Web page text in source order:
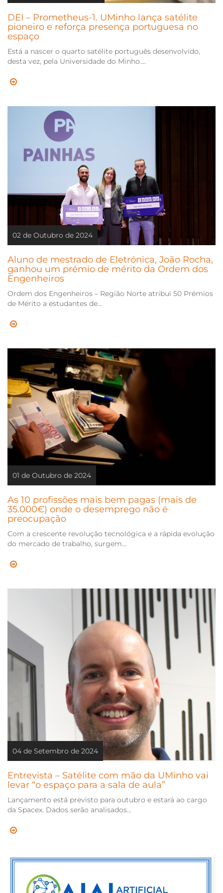
DEI – Prometheus-1. UMinho lança satélite
pioneiro e reforça presença portuguesa no
espaço
Está a nascer o quarto satélite português desenvolvido,
desta vez, pela Universidade do Minho....
02 de Outubro de 2024
Aluno de mestrado de Eletrónica, João Rocha,
ganhou um prémio de mérito da Ordem dos
Engenheiros
Ordem dos Engenheiros – Região Norte atribui 50 Prémios
de Mérito a estudantes de...
01 de Outubro de 2024
As 10 profissões mais bem pagas (mais de
35.000€) onde o desemprego não é
preocupação
Com a crescente revolução tecnológica e a rápida evolução
do mercado de trabalho, surgem...
04 de Setembro de 2024
Entrevista – Satélite com mão da UMinho vai
levar “o espaço para a sala de aula”
Lançamento está previsto para outubro e estará ao cargo
da Spacex. Dados serão analisados...